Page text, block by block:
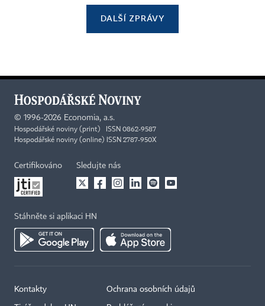
DALŠÍ ZPRÁVY
© 1996-2026 Economia, a.s.
Hospodářské noviny (print) ISSN 0862-9587
Hospodářské noviny (online) ISSN 2787-950X
Certifikováno Sledujte nás
Stáhněte si aplikaci HN
Kontakty Ochrana osobních údajů